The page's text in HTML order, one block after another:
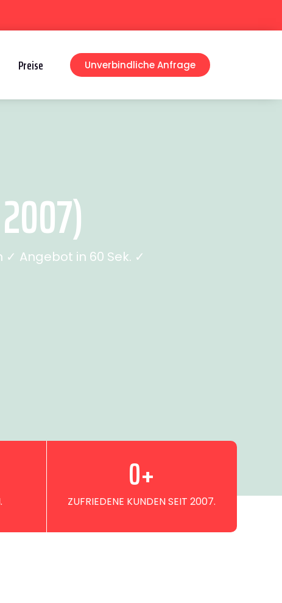
Preise Unverbindliche Anfrage
Angebot in 60 Sek. ✓
ZUFRIEDENE KUNDEN SEIT 2007.
0+